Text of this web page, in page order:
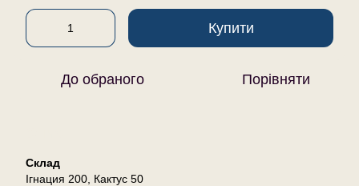
Купити
До обраного Порівняти
Склад
Ігнация 200, Кактус 50